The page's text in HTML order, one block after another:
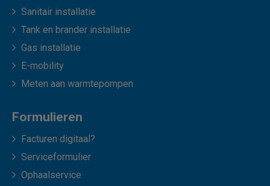
Sanitair installatie
Tank en brander installatie
Gas installatie
E-mobility
Meten aan warmtepompen
Formulieren
Facturen digitaal?
Serviceformulier
Ophaalservice